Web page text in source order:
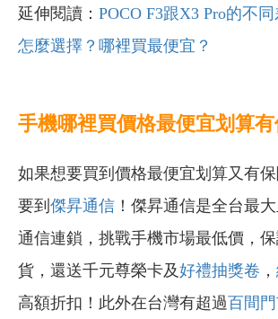
延伸閱讀： POCO F3跟X3 Pro的不
怎麼選擇？哪裡買最便宜？
手機哪裡買價格最便宜划算有
如果想要買到價格最便宜划算又有
要到 傑昇通信 ！傑昇通信是全台最
通信連鎖，挑戰手機市場最低價，
貨，還送千元尊榮卡及好禮抽獎卷 ，
高額折扣！此外在台灣有超過百間